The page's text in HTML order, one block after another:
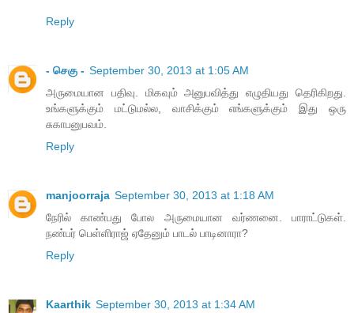
Reply
- செகு - September 30, 2013 at 1:05 AM
அருமையான பதிவு. மிகவும் அனுபவித்து எழுதியது தெரிகிறது.
உங்களுக்கும் மட்டுமல்ல, வாசிக்கும் எங்களுக்கும் இது ஒரு
சுகாபனுபவம்.
Reply
manjoorraja September 30, 2013 at 1:18 AM
நேரில் காண்பது போல அருமையான வர்ணனை. பாராட்டுகள்.
நண்பர் பெள்ளிராஜ் ஏதேனும் பாடல் பாடினாரா?
Reply
Kaarthik September 30, 2013 at 1:34 AM